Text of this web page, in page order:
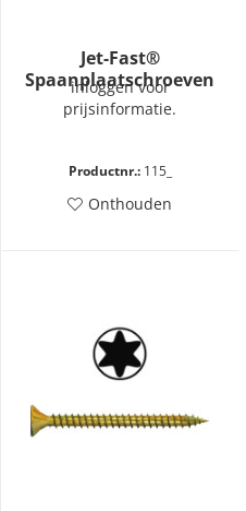
Jet-Fast®
Spaanplaatschroeven
blauw verzinkt
deeldraad – PZD
inloggen voor
prijsinformatie.
Productnr.:115_
Onthouden